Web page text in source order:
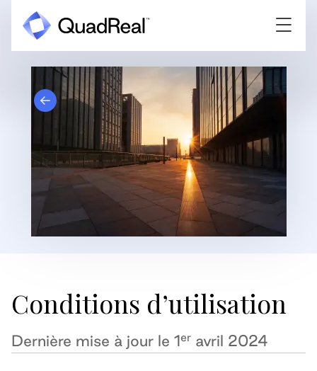
Conditions d’utilisation
Dernière mise à jour le 1er avril 2024